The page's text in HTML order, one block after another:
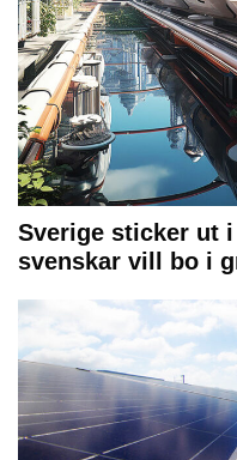
Sverige sticker ut i
svenskar vill bo i